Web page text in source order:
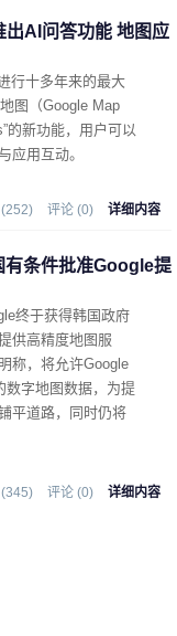
AI问答功能 地图应
行十多年来的最大
图（Google Map
的新功能，用户可以
应用互动。
评论 (0) 详细内容
有条件批准Google提
终于获得韩国政府
供高精度地图服
称，将允许Google
数字地图数据，为提
平道路，同时仍将
评论 (0) 详细内容